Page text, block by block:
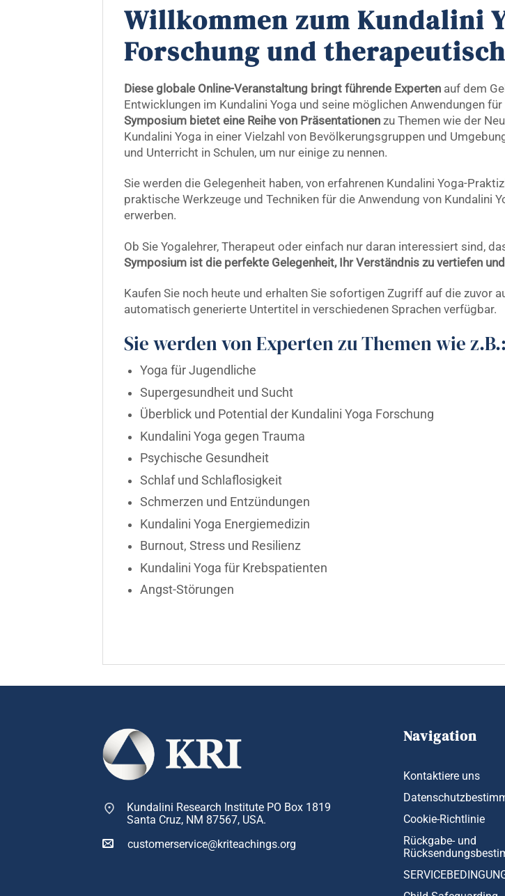
Willkommen zum Kundalini
Forschung und
Diese globale Online-Veranstaltung bringt führende Experten auf dem
Entwicklungen im Kundalini Yoga und seine möglichen Anwendungen
Symposium bietet eine Reihe von Präsentationen zu Themen wie der
Kundalini Yoga in einer Vielzahl von Bevölkerungsgruppen und
und Unterricht in Schulen, um nur einige zu nennen.
Sie werden die Gelegenheit haben, von erfahrenen Kundalini Yoga-
praktische Werkzeuge und Techniken für die Anwendung von Kundalini
erwerben.
Ob Sie Yogalehrer, Therapeut oder einfach nur daran interessiert sind,
Symposium ist die perfekte Gelegenheit, Ihr Verständnis zu vertiefen
Kaufen Sie noch heute und erhalten Sie sofortigen Zugriff auf die zuvor
automatisch generierte Untertitel in verschiedenen Sprachen verfügbar.
Sie werden von Experten zu Themen wie z.B.:
Yoga für Jugendliche
Supergesundheit und Sucht
Überblick und Potential der Kundalini Yoga Forschung
Kundalini Yoga gegen Trauma
Psychische Gesundheit
Schlaf und Schlaflosigkeit
Schmerzen und Entzündungen
Kundalini Yoga Energiemedizin
Burnout, Stress und Resilienz
Kundalini Yoga für Krebspatienten
Angst-Störungen
Kundalini Research Institute PO Box 1819
Santa Cruz, NM 87567, USA.
customerservice@kriteachings.org
Navigation
Kontaktiere uns
Cookie-Richtlinie
Rückgabe- und